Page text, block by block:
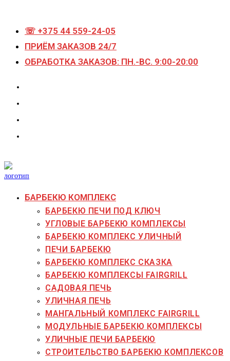
содержимому
☏ +375 44 559-24-05
ПРИЁМ ЗАКАЗОВ 24/7
ОБРАБОТКА ЗАКАЗОВ: ПН.-ВС. 9:00-20:00
БАРБЕКЮ КОМПЛЕКС
БАРБЕКЮ ПЕЧИ ПОД КЛЮЧ
УГЛОВЫЕ БАРБЕКЮ КОМПЛЕКСЫ
БАРБЕКЮ КОМПЛЕКС УЛИЧНЫЙ
ПЕЧИ БАРБЕКЮ
БАРБЕКЮ КОМПЛЕКС СКАЗКА
БАРБЕКЮ КОМПЛЕКСЫ FAIRGRILL
САДОВАЯ ПЕЧЬ
УЛИЧНАЯ ПЕЧЬ
МАНГАЛЬНЫЙ КОМПЛЕКС FAIRGRILL
МОДУЛЬНЫЕ БАРБЕКЮ КОМПЛЕКСЫ
УЛИЧНЫЕ ПЕЧИ БАРБЕКЮ
СТРОИТЕЛЬСТВО БАРБЕКЮ КОМПЛЕКСОВ